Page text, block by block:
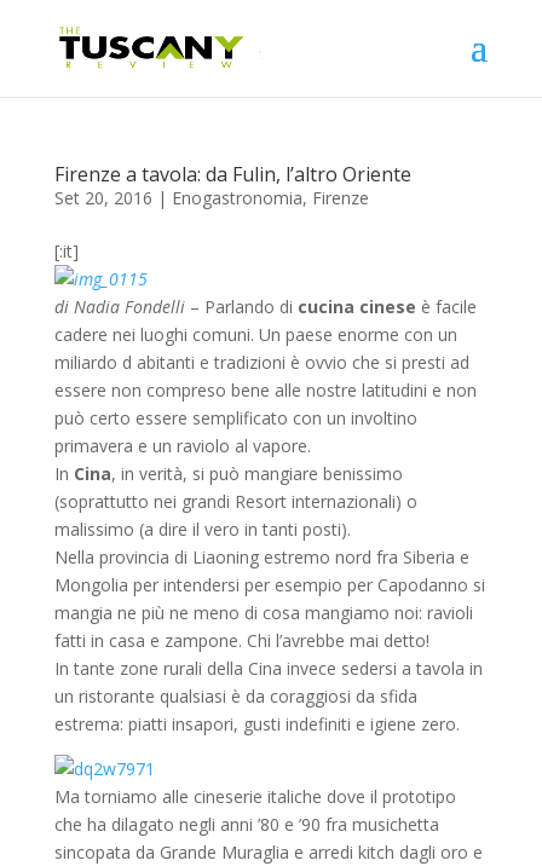
Firenze a tavola: da Fulin, l’altro Oriente
Set 20, 2016 | Enogastronomia, Firenze
[:it]
di Nadia Fondelli– Parlando di cucina cinese è facile
cadere nei luoghi comuni. Un paese enorme con un
miliardo d abitanti e tradizioni è ovvio che si presti ad
essere non compreso bene alle nostre latitudini e non
può certo essere semplificato con un involtino
primavera e un raviolo al vapore.
In Cina, in verità, si può mangiare benissimo
(soprattutto nei grandi Resort internazionali) o
malissimo (a dire il vero in tanti posti).
Nella provincia di Liaoning estremo nord fra Siberia e
Mongolia per intendersi per esempio per Capodanno si
mangia ne più ne meno di cosa mangiamo noi: ravioli
fatti in casa e zampone. Chi l’avrebbe mai detto!
In tante zone rurali della Cina invece sedersi a tavola in
un ristorante qualsiasi è da coraggiosi da sfida
estrema: piatti insapori, gusti indefiniti e igiene zero.
Ma torniamo alle cineserie italiche dove il prototipo
che ha dilagato negli anni ’80 e ’90 fra musichetta
sincopata da Grande Muraglia e arredi kitch dagli oro e